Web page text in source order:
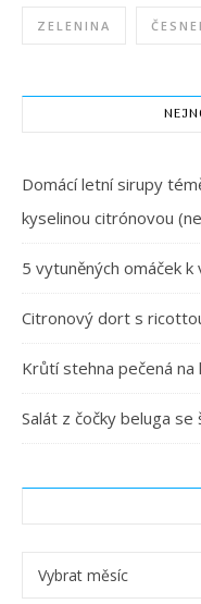
ZELENINA
Domácí letní sirupy
kyselinou citrónovou
5 vytuněných omáček k
Citronový dort s
Krůtí stehna pečená
Salát z čočky beluga